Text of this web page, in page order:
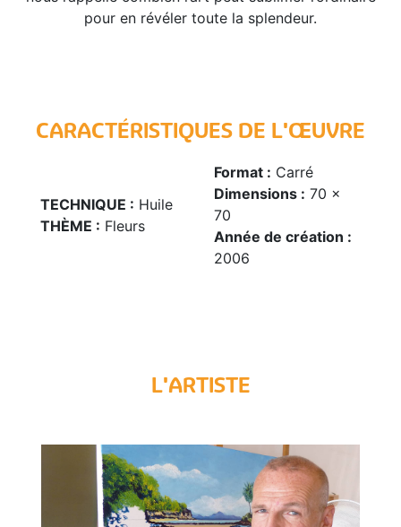
pour en révéler toute la splendeur.
CARACTÉRISTIQUES DE L'ŒUVRE
TECHNIQUE : Huile
THÈME : Fleurs
Format : Carré
Dimensions : 70 x
70
Année de création :
2006
L'ARTISTE